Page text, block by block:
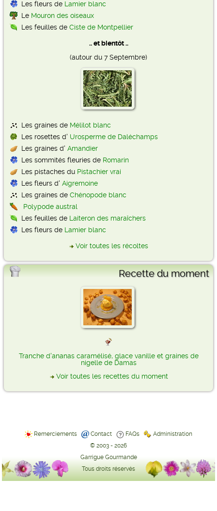
Les fleurs de Lamier blanc
Le Mouron des oiseaux
Les feuilles de Ciste de Montpellier
.. et bientôt ..
(autour du 7 Septembre)
Les graines de Mélilot blanc
Les rosettes d' Urosperme de Daléchamps
Les graines d' Amandier
Les sommités fleuries de Romarin
Les pistaches du Pistachier vrai
Les fleurs d' Aigremoine
Les graines de Chénopode blanc
Polypode austral
Les feuilles de Laiteron des maraîchers
Les fleurs de Lamier blanc
Voir toutes les récoltes
Recette du moment
Tranche d'ananas caramélisé, glace vanille et graines de
nigelle de Damas
Voir toutes les recettes du moment
Remerciements Contact FAQs
Administration
© 2003 - 2026
Garrigue Gourmande
Tous droits réservés